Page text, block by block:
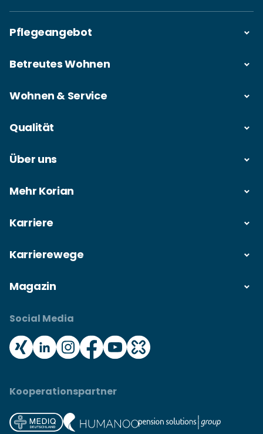
Pflegeangebot
Betreutes Wohnen
Wohnen & Service
Qualität
Über uns
Mehr Korian
Karriere
Karrierewege
Magazin
Social Media
Kooperationspartner